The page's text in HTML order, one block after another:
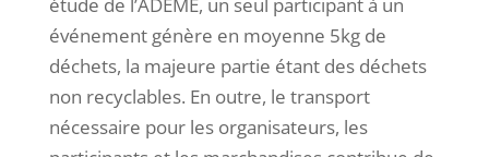
événement génère en moyenne 5kg de
déchets, la majeure partie étant des déchets
non recyclables. En outre, le transport
nécessaire pour les organisateurs, les